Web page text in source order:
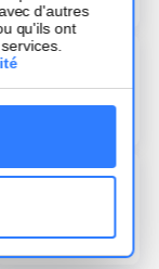
d'autres
qu'ils ont